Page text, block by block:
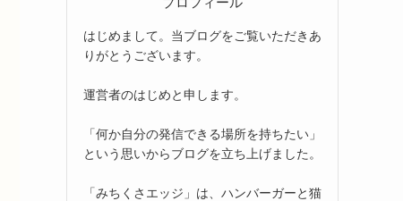
はじめまして。当ブログをご覧いただきあ
りがとうございます。
運営者のはじめと申します。
「何か自分の発信できる場所を持ちたい」
という思いからブログを立ち上げました。
「みちくさエッジ」は、ハンバーガーと猫